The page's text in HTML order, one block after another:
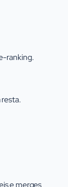
ranking.
e merges